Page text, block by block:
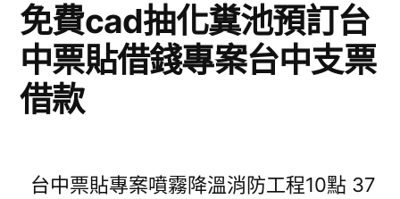
免費cad抽化糞池預訂台
中票貼借錢專案台中支票
借款
台中票貼專案噴霧降溫消防工程10點 37